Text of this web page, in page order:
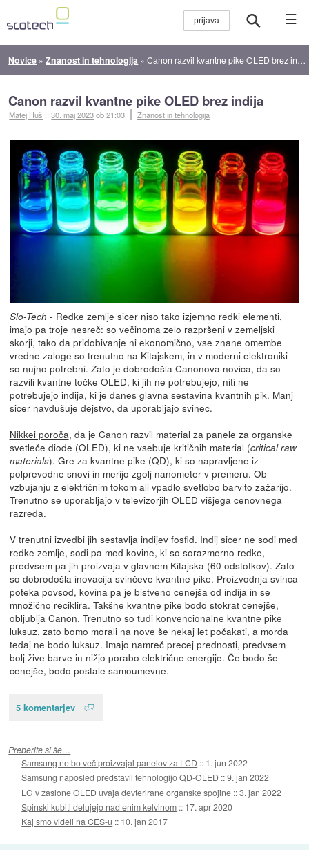
☰
Novice »Znanost in tehnologija »Canon razvil kvantne pike OLED brez indija
Canon razvil kvantne pike OLED brez indija
Matej Huš ::30. maj 2023ob 21:03 Znanost in tehnologija
Slo-Tech - Redke zemlje sicer niso tako izjemno redki elementi,
imajo pa troje nesreč: so večinoma zelo razpršeni v zemeljski
skorji, tako da pridobivanje ni ekonomično, vse znane omembe
vredne zaloge so trenutno na Kitajskem, in v moderni elektroniki
so nujno potrebni. Zato je dobrodošla Canonova novica, da so
razvili kvantne točke OLED, ki jih ne potrebujejo, niti ne
potrebujejo indija, ki je danes glavna sestavina kvantnih pik. Manj
sicer navdušuje dejstvo, da uporabljajo svinec.
Nikkei poroča, da je Canon razvil material za panele za organske
svetleče diode (OLED), ki ne vsebuje kritičnih material (critical raw
materials). Gre za kvantne pike (QD), ki so napravljene iz
polprevodne snovi in merijo zgolj nanometer v premeru. Ob
vzbujanju z električnim tokom ali vpadlo svetlobo barvito zažarijo.
Trenutno se uporabljajo v televizorjih OLED višjega cenovnega
razreda.
V trenutni izvedbi jih sestavlja indijev fosfid. Indij sicer ne sodi med
redke zemlje, sodi pa med kovine, ki so sorazmerno redke,
predvsem pa jih proizvaja v glavnem Kitajska (60 odstotkov). Zato
so dobrodošla inovacija svinčeve kvantne pike. Proizvodnja svinca
poteka povsod, kovina pa je bistveno cenejša od indija in se
množično reciklira. Takšne kvantne pike bodo stokrat cenejše,
obljublja Canon. Trenutno so tudi konvencionalne kvantne pike
luksuz, zato bomo morali na nove še nekaj let počakati, a morda
tedaj ne bodo luksuz. Imajo namreč precej prednosti, predvsem
bolj žive barve in nižjo porabo električne energije. Če bodo še
cenejše, bodo postale samoumevne.
5 komentarjev
Preberite si še…
Samsung ne bo več proizvajal panelov za LCD :: 1. jun 2022
Samsung naposled predstavil tehnologijo QD-OLED ::9. jan 2022
LG v zaslone OLED uvaja devterirane organske spojine ::3. jan 2022
Spinski kubiti delujejo nad enim kelvinom :: 17. apr 2020
Kaj smo videli na CES-u :: 10. jan 2017